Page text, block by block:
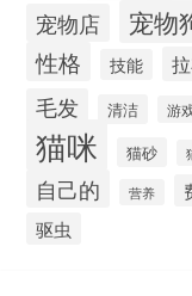
宠物店 宠物
性格 技能
毛发 清洁 游
猫咪 猫砂
自己的 营养
驱虫